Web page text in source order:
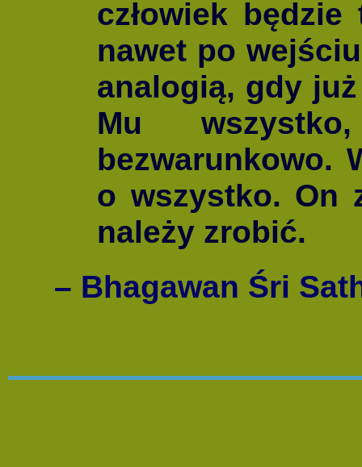
człowiek będzie
nawet po
analogią, gdy
Mu
bezwarunkowo.
o wszystko. On
należy zrobić.
– Bhagawan Śri